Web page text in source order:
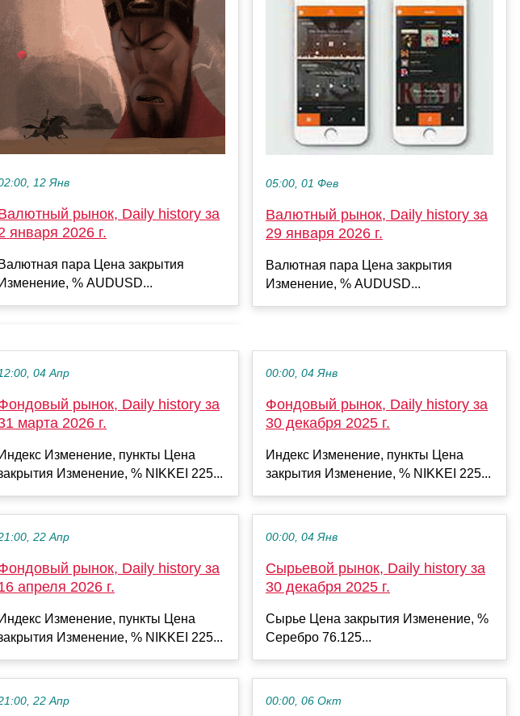
12 Янв
рынок, Daily history за
января 2026 г.
Валютная пара Цена закрытия
Изменение, % AUDUSD...
05:00, 01 Фев
Валютный рынок, Daily history за
29 января 2026 г.
Валютная пара Цена закрытия
Изменение, % AUDUSD...
12:00, 04 Апр
рынок, Daily history за
марта 2026 г.
Индекс Изменение, пункты Цена
Изменение, % NIKKEI 225...
22 Апр
рынок, Daily history за
апреля 2026 г.
Индекс Изменение, пункты Цена
Изменение, % NIKKEI 225...
22 Апр
00:00, 04 Янв
Фондовый рынок, Daily history за
30 декабря 2025 г.
Индекс Изменение, пункты Цена
закрытия Изменение, % NIKKEI 225...
00:00, 04 Янв
Сырьевой рынок, Daily history за
30 декабря 2025 г.
Сырье Цена закрытия Изменение, %
Серебро 76.125...
00:00, 06 Окт